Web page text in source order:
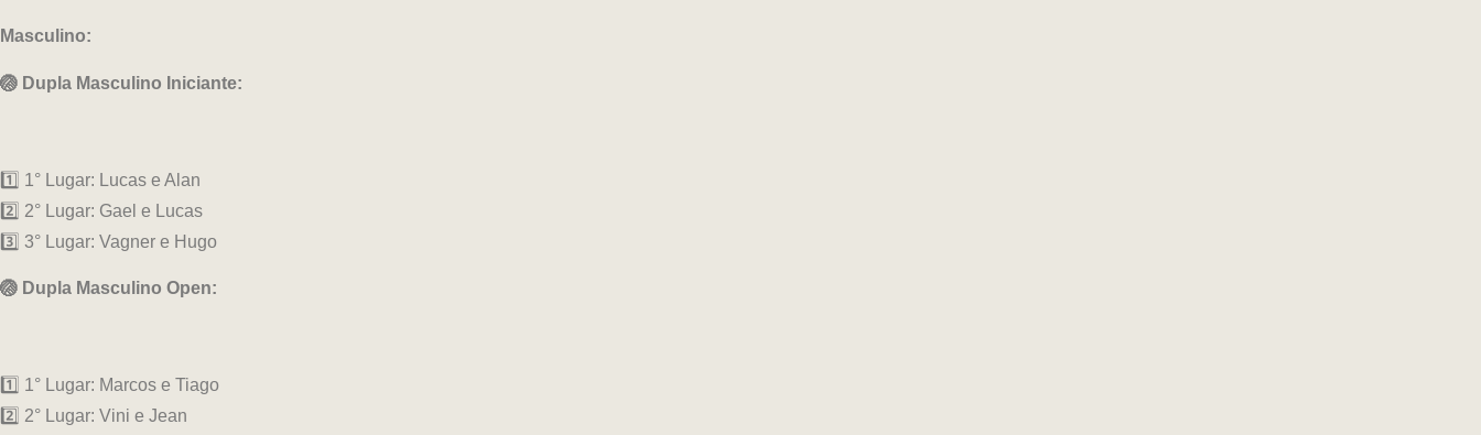
Masculino:
🏐 Dupla Masculino Iniciante:
1️⃣ 1° Lugar: Lucas e Alan
2️⃣ 2° Lugar: Gael e Lucas
3️⃣ 3° Lugar: Vagner e Hugo
🏐 Dupla Masculino Open:
1️⃣ 1° Lugar: Marcos e Tiago
2️⃣ 2° Lugar: Vini e Jean